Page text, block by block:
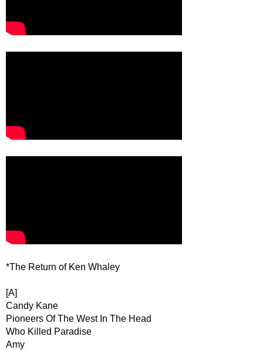
*The Return of Ken Whaley
[A]
Candy Kane
Pioneers Of The West In The Head
Who Killed Paradise
Amy